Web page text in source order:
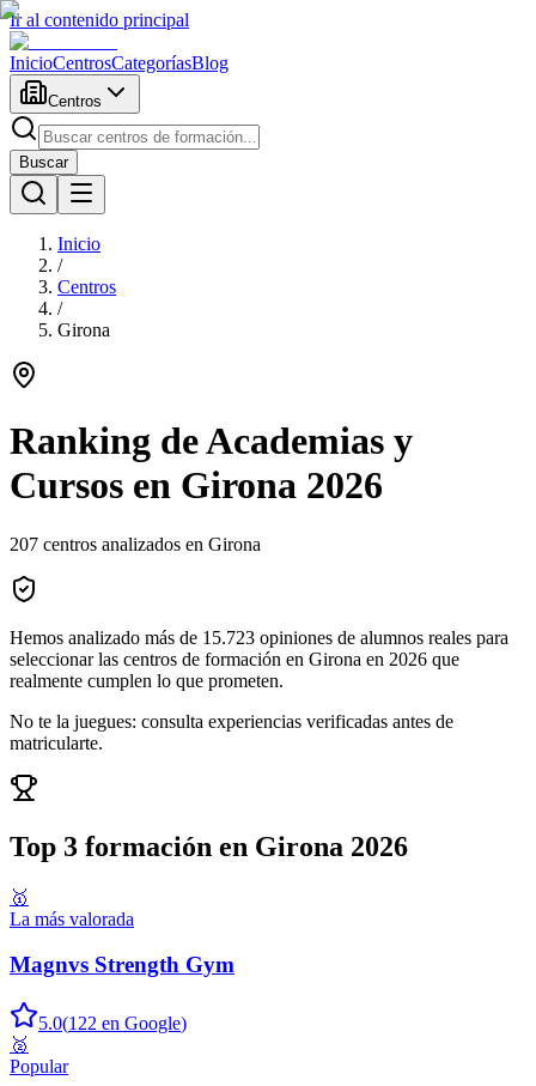
Ir al contenido principal
InicioCentrosCategoríasBlog
Centros
Buscar
Inicio
/
Centros
/
Girona
Ranking de Academias y
Cursos en Girona 2026
207 centros analizados en Girona
Hemos analizado más de 15.723 opiniones de alumnos reales para
seleccionar las centros de formación en Girona en 2026 que
realmente cumplen lo que prometen.
No te la juegues: consulta experiencias verificadas antes de
matricularte.
Top 3 formación en Girona 2026
🥇
La más valorada
Magnvs Strength Gym
5.0(122 en Google)
🥈
Popular